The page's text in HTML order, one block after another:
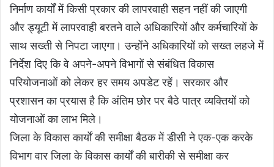
निर्माण कार्यों में किसी प्रकार की लापरवाही सहन नहीं की जाएगी
और ड्यूटी में लापरवाही बरतने वाले अधिकारियों और कर्मचारियों के
साथ सख्ती से निपटा जाएगा। उन्होंने अधिकारियों को सख्त लहजे में
निर्देश दिए कि वे अपने-अपने विभागों से संबंधित विकास
परियोजनाओं को लेकर हर समय अपडेट रहें। सरकार और
प्रशासन का प्रयास है कि अंतिम छोर पर बैठे पात्र व्यक्तियों को
योजनाओं का लाभ मिले।
जिला के विकास कार्यों की समीक्षा बैठक में डीसी ने एक-एक करके
विभाग वार जिला के विकास कार्यों की बारीकी से समीक्षा कर